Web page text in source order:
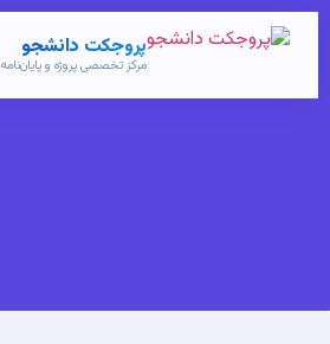
پروجکت دانشجو
مرکز تخصصی پروژه و پایان‌نامه